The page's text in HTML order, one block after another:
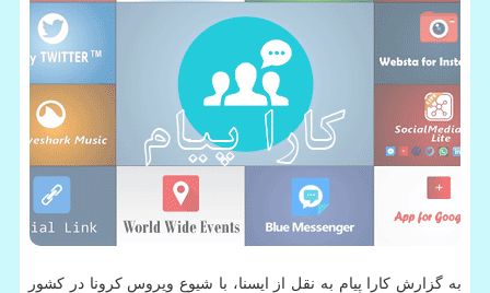
به گزارش کارا پیام به نقل از ایسنا، با شیوع ویروس کرونا در کشور